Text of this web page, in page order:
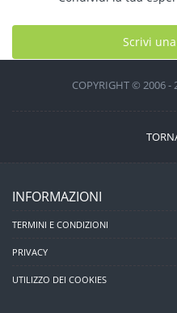
Scrivi
COPYRIGHT © 2006 -
INFORMAZIONI
TERMINI E CONDIZIONI
PRIVACY
UTILIZZO DEI COOKIES